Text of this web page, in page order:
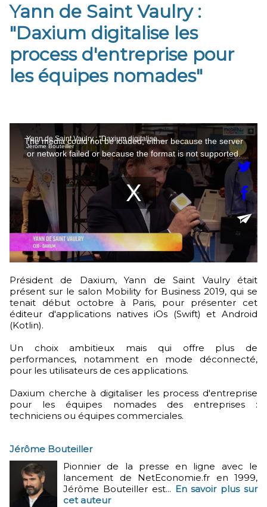
Yann de Saint Vaulry :
"Daxium digitalise les
process d'entreprise pour
les équipes nomades"
Président de Daxium, Yann de Saint Vaulry était
présent sur le salon Mobility for Business 2019, qui se
tenait début octobre à Paris, pour présenter cet
éditeur d'applications natives iOs (Swift) et Android
(Kotlin).
Un choix ambitieux mais qui offre plus de
performances, notamment en mode déconnecté,
pour les utilisateurs de ces applications.
Daxium cherche à digitaliser les process d'entreprise
pour les équipes nomades des entreprises :
techniciens ou équipes commerciales.
Jérôme Bouteiller
Pionnier de la presse en ligne avec le
lancement de NetEconomie.fr en 1999,
Jérôme Bouteiller est... En savoir plus sur
cet auteur